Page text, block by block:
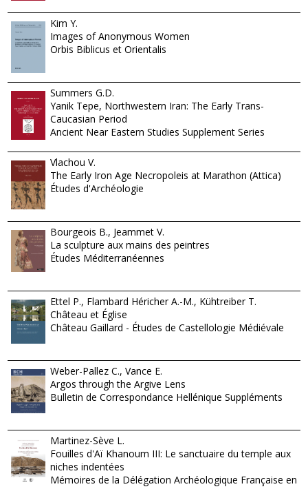
Kim Y.
Images of Anonymous Women
Orbis Biblicus et Orientalis
Summers G.D.
Yanik Tepe, Northwestern Iran: The Early Trans-
Caucasian Period
Ancient Near Eastern Studies Supplement Series
Vlachou V.
The Early Iron Age Necropoleis at Marathon (Attica)
Études d'Archéologie
Bourgeois B., Jeammet V.
La sculpture aux mains des peintres
Études Méditerranéennes
Ettel P., Flambard Héricher A.-M., Kühtreiber T.
Château et Église
Château Gaillard - Études de Castellologie Médiévale
Weber-Pallez C., Vance E.
Argos through the Argive Lens
Bulletin de Correspondance Hellénique Suppléments
Martinez-Sève L.
Fouilles d'Aï Khanoum III: Le sanctuaire du temple aux
niches indentées
Mémoires de la Délégation Archéologique Française en